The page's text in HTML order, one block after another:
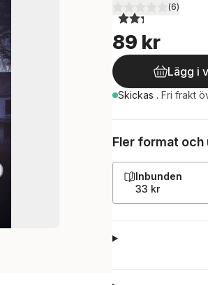
2,3utav 5 stjärnor.
(6)
89 kr
Lägg i
Skickas . Fri frakt
Fler format och
Inbunden
33 kr